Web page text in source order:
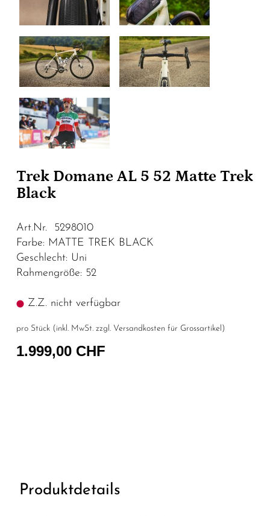
Trek Domane AL 5 52 Matte Trek
Black
Art.Nr. 5298010
Farbe: MATTE TREK BLACK
Geschlecht: Uni
Rahmengröße: 52
Z.Z. nicht verfügbar
pro Stück (inkl. MwSt. zzgl. Versandkosten für Grossartikel )
1.999,00 CHF
Produktdetails